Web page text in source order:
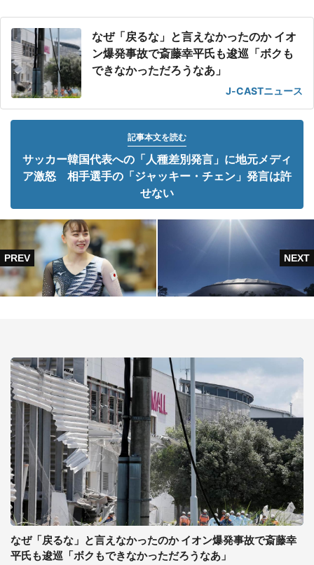
なぜ「戻るな」と言えなかったのか イオ
ン爆発事故で斎藤幸平氏も逡巡「ボクも
できなかっただろうなあ」
J-CASTニュース
記事本文を読む
サッカー韓国代表への「人種差別発言」に地元メディ
ア激怒 相手選手の「ジャッキー・チェン」発言は許
せない
なぜ「戻るな」と言えなかったのか イオン爆発事故で斎藤幸
平氏も逡巡「ボクもできなかっただろうなあ」